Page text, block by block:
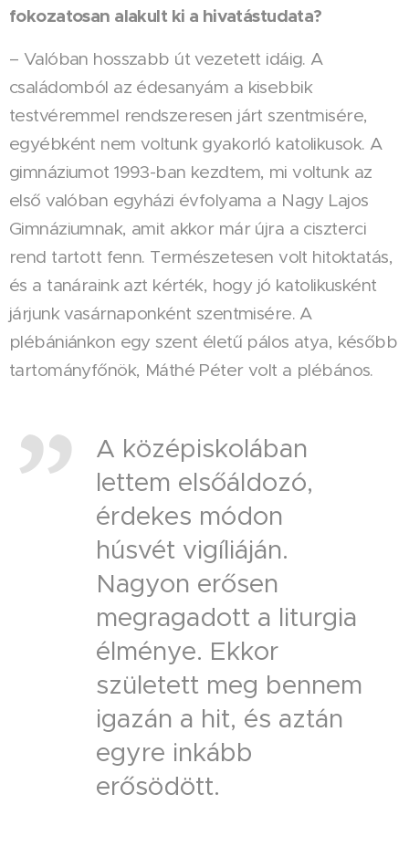
fokozatosan alakult ki a hivatástudata?
– Valóban hosszabb út vezetett idáig. A
családomból az édesanyám a kisebbik
testvéremmel rendszeresen járt szentmisére,
egyébként nem voltunk gyakorló katolikusok. A
gimnáziumot 1993-ban kezdtem, mi voltunk az
első valóban egyházi évfolyama a Nagy Lajos
Gimnáziumnak, amit akkor már újra a ciszterci
rend tartott fenn. Természetesen volt hitoktatás,
és a tanáraink azt kérték, hogy jó katolikusként
járjunk vasárnaponként szentmisére. A
plébániánkon egy szent életű pálos atya, később
tartományfőnök, Máthé Péter volt a plébános.
A középiskolában
lettem elsőáldozó,
érdekes módon
húsvét vigíliáján.
Nagyon erősen
megragadott a liturgia
élménye. Ekkor
született meg bennem
igazán a hit, és aztán
egyre inkább
erősödött.